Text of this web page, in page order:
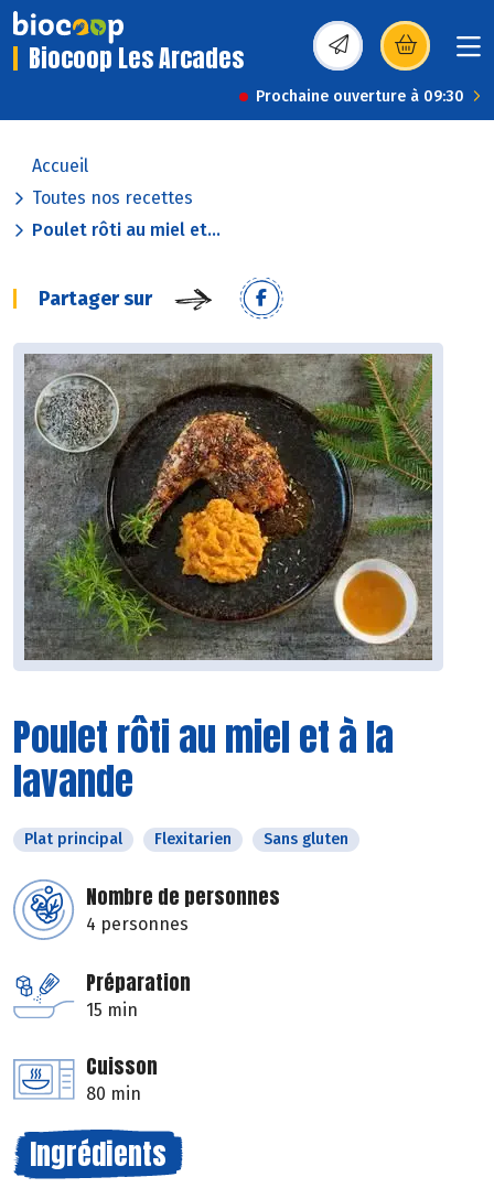
Biocoop Les Arcades (s’ouvre dans une
Prochaine ouverture à 09:30
Accueil
Toutes nos recettes
Poulet rôti au miel et...
Partager sur
Poulet rôti au miel et à la
lavande
Plat principal Flexitarien Sans gluten
Nombre de personnes
4 personnes
Préparation
15 min
Cuisson
80 min
Ingrédients